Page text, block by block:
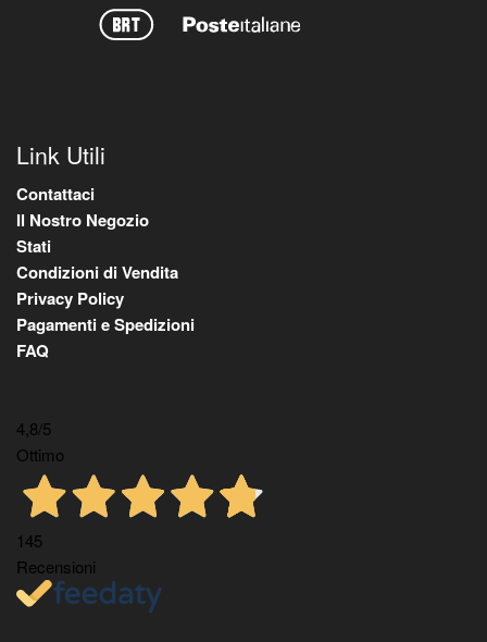
Link Utili
Contattaci
Il Nostro Negozio
Stati
Condizioni di Vendita
Privacy Policy
Pagamenti e Spedizioni
FAQ
4,8/5
Ottimo
145
Recensioni